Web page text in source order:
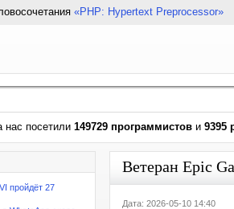
«PHP: Hypertext Preprocessor»
нас посетили 149729 программистов и 9395
пройдёт 27
Ветеран Epic
Дата: 2026-05-10 14:40